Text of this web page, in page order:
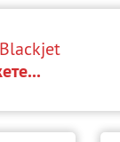
Blackjet